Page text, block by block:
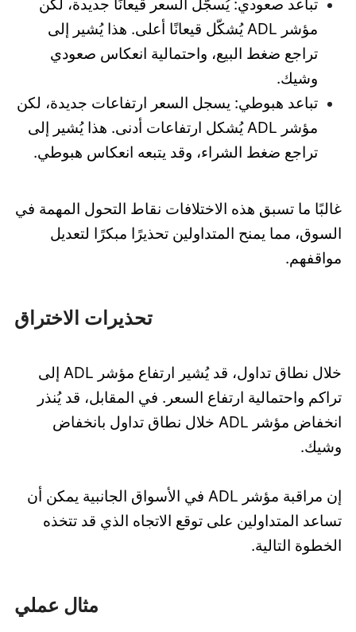
تباعد صعودي: يُسجّل السعر قيعانًا جديدة، لكن
مؤشر ADL يُشكّل قيعانًا أعلى. هذا يُشير إلى
تراجع ضغط البيع، واحتمالية انعكاس صعودي
وشيك.
تباعد هبوطي: يسجل السعر ارتفاعات جديدة، لكن
مؤشر ADL يُشكل ارتفاعات أدنى. هذا يُشير إلى
تراجع ضغط الشراء، وقد يتبعه انعكاس هبوطي.
غالبًا ما تسبق هذه الاختلافات نقاط التحول المهمة في
السوق، مما يمنح المتداولين تحذيرًا مبكرًا لتعديل
مواقفهم.
تحذيرات الاختراق
خلال نطاق تداول، قد يُشير ارتفاع مؤشر ADL إلى
تراكم واحتمالية ارتفاع السعر. في المقابل، قد يُنذر
انخفاض مؤشر ADL خلال نطاق تداول بانخفاض
وشيك.
إن مراقبة مؤشر ADL في الأسواق الجانبية يمكن أن
تساعد المتداولين على توقع الاتجاه الذي قد تتخذه
الخطوة التالية.
مثال عملي